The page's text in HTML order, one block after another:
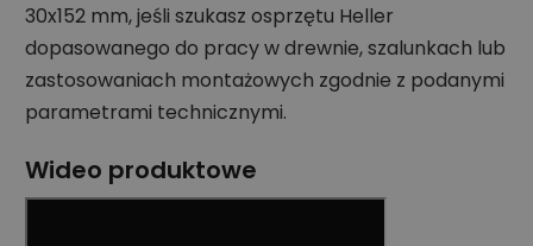
30x152 mm, jeśli szukasz osprzętu Heller
dopasowanego do pracy w drewnie, szalunkach lub
zastosowaniach montażowych zgodnie z podanymi
parametrami technicznymi.
Wideo produktowe